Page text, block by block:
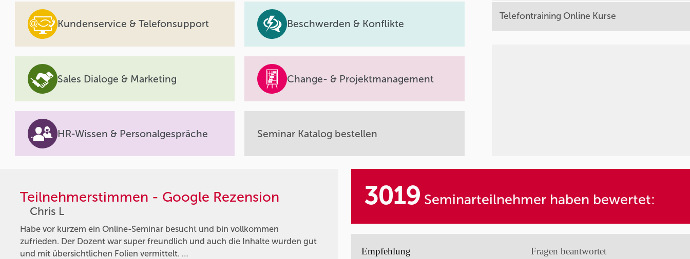
Kundenservice & Telefonsupport Beschwerden & Konflikte
Sales Dialoge & Marketing Change- & Projektmanagement
HR-Wissen & Personalgespräche Seminar Katalog bestellen
Telefontraining Online Kurse
Teilnehmerstimmen - Google Rezension
Chris L
Habe vor kurzem ein Online-Seminar besucht und bin vollkommen
zufrieden. Der Dozent war super freundlich und auch die Inhalte wurden gut
und mit übersichtlichen Folien vermittelt. …
3019 Seminarteilnehmer haben bewertet:
Empfehlung Fragen beantwortet